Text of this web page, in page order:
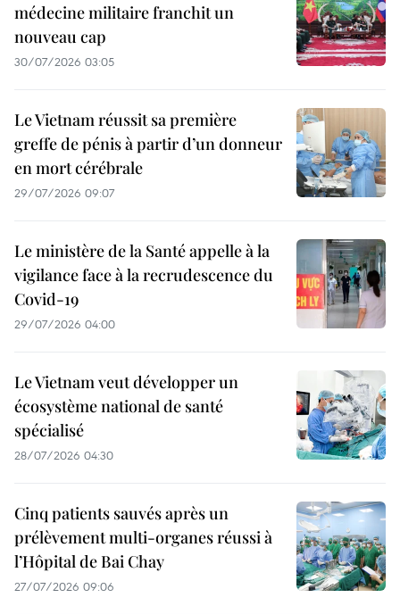
médecine militaire franchit un
nouveau cap
30/07/2026 03:05
Le Vietnam réussit sa première
greffe de pénis à partir d’un donneur
en mort cérébrale
29/07/2026 09:07
Le ministère de la Santé appelle à la
vigilance face à la recrudescence du
Covid-19
29/07/2026 04:00
Le Vietnam veut développer un
écosystème national de santé
spécialisé
28/07/2026 04:30
Cinq patients sauvés après un
prélèvement multi-organes réussi à
l’Hôpital de Bai Chay
27/07/2026 09:06